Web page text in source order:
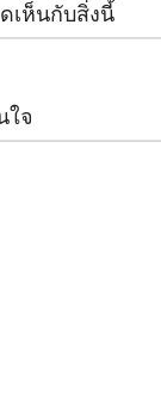
เห็นกับสิ่งนี้
ใจ